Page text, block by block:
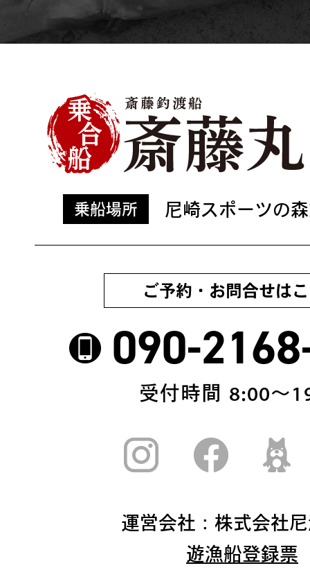
乗船場所 尼崎スポーツの
ご予約・お問合せは
090-
受付時間 8:00〜
運営会社：株式会社
遊漁船登録票